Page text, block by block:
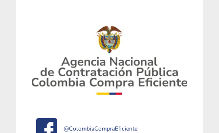
@ColombiaCompraEficiente